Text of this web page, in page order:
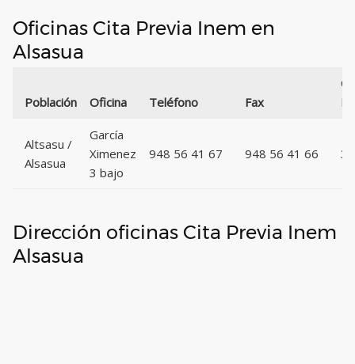
Oficinas Cita Previa Inem en
Alsasua
Población Oficina Teléfono Fax
Altsasu /
Alsasua
García
Ximenez
3 bajo
948 56 41 67 948 56 41 66
Dirección oficinas Cita Previa Inem
Alsasua